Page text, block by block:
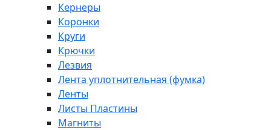
Кернеры
Коронки
Круги
Крючки
Лезвия
Лента уплотнительная (фумка)
Ленты
Листы Пластины
Магниты